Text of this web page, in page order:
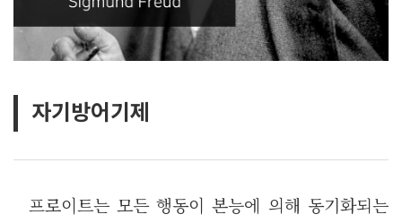
자기방어기제
프로이트는 모든 행동이 본능에 의해 동기화되는